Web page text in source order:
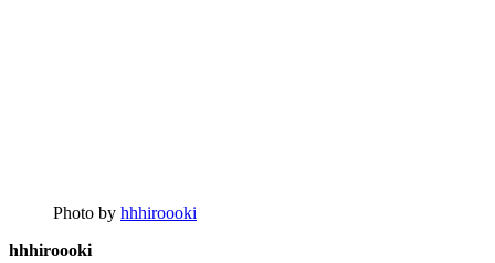
Photo by hhhiroooki
hhhiroooki